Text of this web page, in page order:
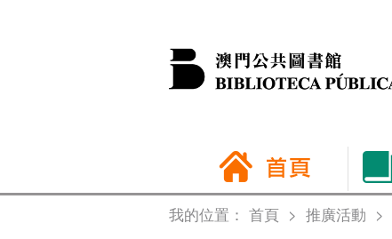
我的位置： 首頁> 推廣活動 >